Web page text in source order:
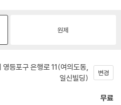
원제
영등포구 은행로 11(여의도동,
일신빌딩)
변경
무료